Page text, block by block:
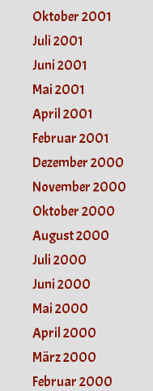
Oktober 2001
Juli 2001
Juni 2001
Mai 2001
April 2001
Februar 2001
Dezember 2000
November 2000
Oktober 2000
August 2000
Juli 2000
Juni 2000
Mai 2000
April 2000
März 2000
Februar 2000